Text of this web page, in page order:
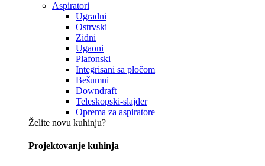
Aspiratori
Ugradni
Ostrvski
Zidni
Ugaoni
Plafonski
Integrisani sa pločom
Bešumni
Downdraft
Teleskopski-slajder
Oprema za aspiratore
Želite novu kuhinju?
Projektovanje kuhinja